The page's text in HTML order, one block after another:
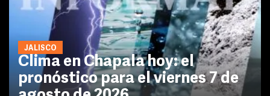
JALISCO
Clima en Chapala hoy: el
pronóstico para el viernes 7 de